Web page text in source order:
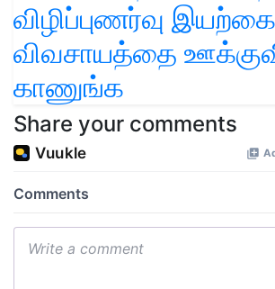
விழிப்புணர்வு இயற்கை
விவசாயத்தை
காணுங்க
Share your comments